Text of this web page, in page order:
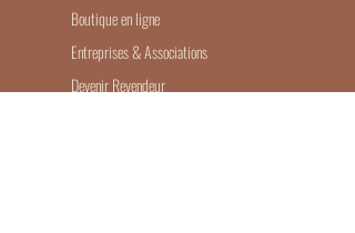
Boutique en ligne
Entreprises & Associations
Devenir Revendeur